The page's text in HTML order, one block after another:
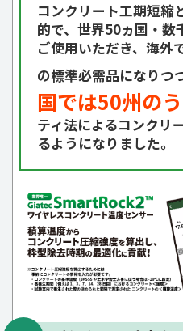
コンクリート工期短縮
的で、世界50ヵ国・数
ご使用いただき、海外
の標準必需品になりつ
国では50州の
ティ法によるコンクリ
るようになりました。